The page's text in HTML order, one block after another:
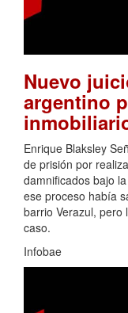
Nuevo
argentino
Enrique Blaksley
de prisión por
damnificados bajo
ese proceso había
barrio Verazul, pero
caso.
Infobae